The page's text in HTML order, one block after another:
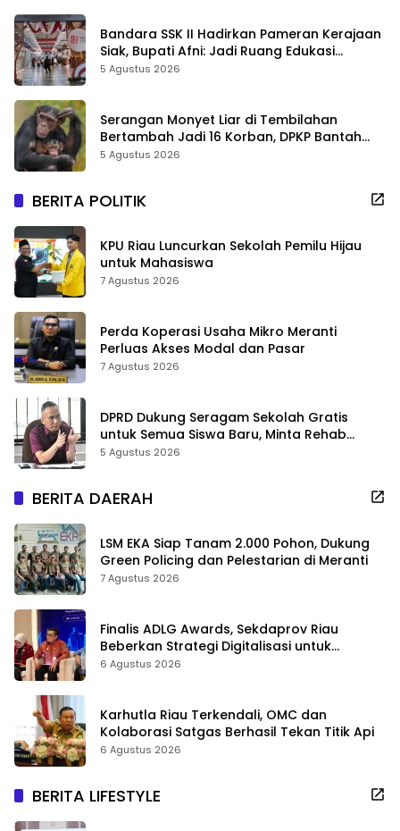
Bandara SSK II Hadirkan Pameran Kerajaan
Siak, Bupati Afni: Jadi Ruang Edukasi
Sejarah Riau
5 Agustus 2026
Serangan Monyet Liar di Tembilahan
Bertambah Jadi 16 Korban, DPKP Bantah
Video Gerombolan Viral
5 Agustus 2026
BERITA POLITIK
KPU Riau Luncurkan Sekolah Pemilu Hijau
untuk Mahasiswa
7 Agustus 2026
Perda Koperasi Usaha Mikro Meranti
Perluas Akses Modal dan Pasar
7 Agustus 2026
DPRD Dukung Seragam Sekolah Gratis
untuk Semua Siswa Baru, Minta Rehab
Sekolah Jangan Dikurangi
5 Agustus 2026
BERITA DAERAH
LSM EKA Siap Tanam 2.000 Pohon, Dukung
Green Policing dan Pelestarian di Meranti
7 Agustus 2026
Finalis ADLG Awards, Sekdaprov Riau
Beberkan Strategi Digitalisasi untuk
Tingkatkan Layanan Publik
6 Agustus 2026
Karhutla Riau Terkendali, OMC dan
Kolaborasi Satgas Berhasil Tekan Titik Api
6 Agustus 2026
BERITA LIFESTYLE